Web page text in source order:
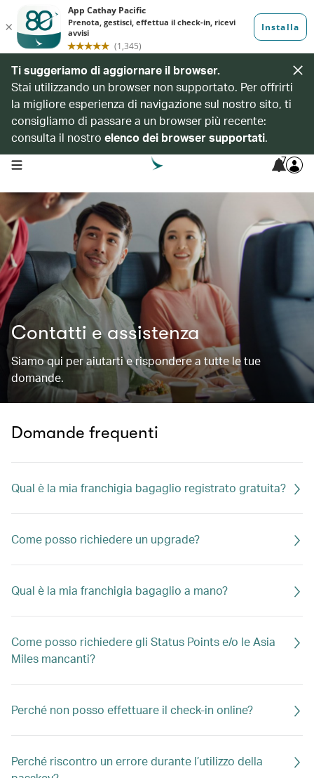
Ti suggeriamo di aggiornare il browser.
Stai utilizzando un browser non supportato. Per offrirti
la migliore esperienza di navigazione sul nostro sito, ti
consigliamo di passare a un browser più recente:
consulta il nostro elenco dei browser supportati.
open navigation menu 7
Contatti e assistenza
Siamo qui per aiutarti e rispondere a tutte le tue
domande.
Domande frequenti
Qual è la mia franchigia bagaglio registrato gratuita?
Come posso richiedere un upgrade?
Qual è la mia franchigia bagaglio a mano?
Come posso richiedere gli Status Points e/o le Asia
Miles mancanti?
Perché non posso effettuare il check-in online?
Perché riscontro un errore durante l’utilizzo della